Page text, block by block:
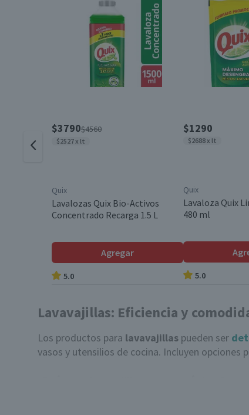
$3790$4560
$2527 x lt
Quix
Lavalozas Quix Bio-Activos
Concentrado Recarga 1.5 L
Agregar
5.0
$1290
$2688 x lt
Quix
Lavaloza Quix
480 ml
5.0
Lavavajillas: Eficiencia y
Los productos para lavavajillas pueden ser
vasos y utensilios de cocina. Incluyen